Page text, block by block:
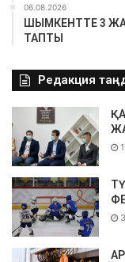
06.08.2026
ШЫМКЕНТТЕ 3
ТАПТЫ
Редакция